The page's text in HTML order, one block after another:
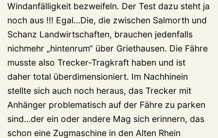
Windanfälligkeit bezweifeln. Der Test dazu steht ja
noch aus !!! Egal…Die, die zwischen Salmorth und
Schanz Landwirtschaften, brauchen jedenfalls
nichmehr „hintenrum“ über Griethausen. Die Fähre
musste also Trecker-Tragkraft haben und ist
daher total überdimensioniert. Im Nachhinein
stellte sich auch noch heraus, das Trecker mit
Anhänger problematisch auf der Fähre zu parken
sind…der ein oder andere Mag sich erinnern, das
schon eine Zugmaschine in den Alten Rhein